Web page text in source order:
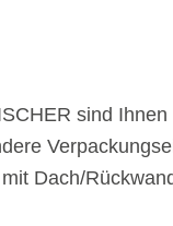
sind
Dach/